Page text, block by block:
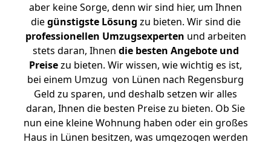
aber keine Sorge, denn wir sind hier, um Ihnen
diegünstigste Lösung zu bieten. Wir sind die
professionellen Umzugsexperten und arbeiten
stets daran, Ihnen die besten Angebote und
Preisezu bieten. Wir wissen, wie wichtig es ist,
bei einem Umzug von Lünen nach Regensburg
Geld zu sparen, und deshalb setzen wir alles
daran, Ihnen die besten Preise zu bieten. Ob Sie
nun eine kleine Wohnung haben oder ein großes
Haus in Lünen besitzen, was umgezogen werden